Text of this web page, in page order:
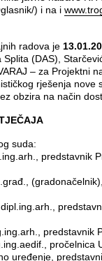
) i na i
radova je
(DAS),
– za Projektni
rješenja nove
obzira na način
suda:
predstavnik
predstavnik
pročelnica
uređenje,